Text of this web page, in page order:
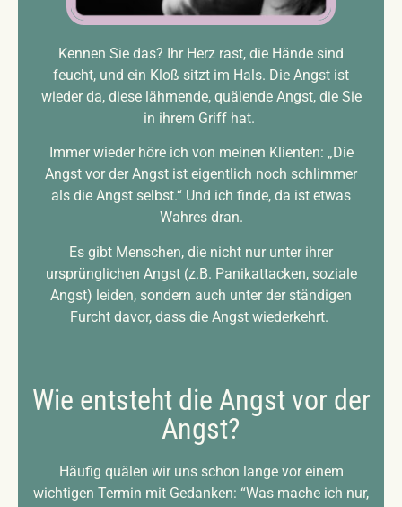
Kennen Sie das? Ihr Herz rast, die Hände sind
feucht, und ein Kloß sitzt im Hals. Die Angst ist
wieder da, diese lähmende, quälende Angst, die Sie
in ihrem Griff hat.
Immer wieder höre ich von meinen Klienten: „Die
Angst vor der Angst ist eigentlich noch schlimmer
als die Angst selbst.“ Und ich finde, da ist etwas
Wahres dran.
Es gibt Menschen, die nicht nur unter ihrer
ursprünglichen Angst (z.B. Panikattacken, soziale
Angst) leiden, sondern auch unter der ständigen
Furcht davor, dass die Angst wiederkehrt.
Wie entsteht die Angst vor der
Angst?
Häufig quälen wir uns schon lange vor einem
wichtigen Termin mit Gedanken: “Was mache ich nur,